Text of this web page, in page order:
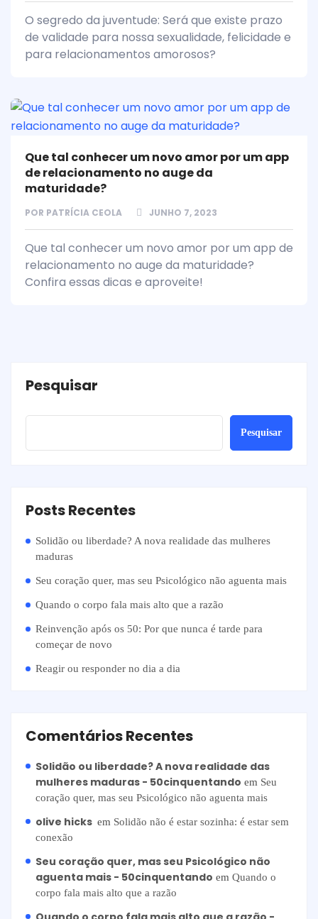
O segredo da juventude: Será que existe prazo
de validade para nossa sexualidade, felicidade e
para relacionamentos amorosos?
Que tal conhecer um novo amor por um app
de relacionamento no auge da
maturidade?
POR PATRÍCIA CEOLA JUNHO 7, 2023
Que tal conhecer um novo amor por um app de
relacionamento no auge da maturidade?
Confira essas dicas e aproveite!
Pesquisar
Pesquisar
Posts Recentes
Solidão ou liberdade? A nova realidade das mulheres
maduras
Seu coração quer, mas seu Psicológico não aguenta mais
Quando o corpo fala mais alto que a razão
Reinvenção após os 50: Por que nunca é tarde para
começar de novo
Reagir ou responder no dia a dia
Comentários Recentes
Solidão ou liberdade? A nova realidade das
mulheres maduras - 50cinquentando em Seu
coração quer, mas seu Psicológico não aguenta mais
olive hicks em Solidão não é estar sozinha: é estar sem
conexão
Seu coração quer, mas seu Psicológico não
aguenta mais - 50cinquentando em Quando o
corpo fala mais alto que a razão